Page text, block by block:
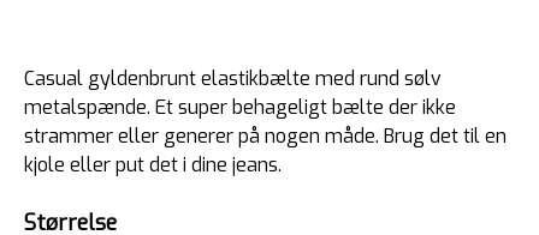
Casual gyldenbrunt elastikbælte med rund sølv
metalspænde. Et super behageligt bælte der ikke
strammer eller generer på nogen måde. Brug det til en
kjole eller put det i dine jeans.
Størrelse